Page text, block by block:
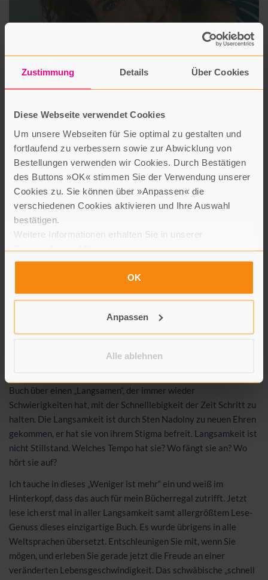
Zustimmung Details Über Cookies
Diese Webseite verwendet Cookies
Um unsere Webseiten für Sie optimal zu gestalten und
fortlaufend zu verbessern sowie zur Abwicklung von
Bestellungen verwenden wir Cookies. Durch Bestätigen
des Buttons »OK« stimmen Sie der Verwendung unserer
Cookies zu. Sie können über »Anpassen« die
verschiedenen Cookies aktivieren und Ihre Auswahl
bestätigen.
Weitere Informationen erhalten Sie in unserer
Datenschutzerklärung.
OK
Anpassen
Alle ablehnen
Die Zeit vergeht. Am Ende liegen gerade mal drei aussortierte
Bücher im großen Karton. Ich infiziere mich halt immer wieder
mit einer unbändigen Leseneugier. Manchmal sind da auch
ganze Sätze angestrichen in den Büchern. Entweder zittrig und
krumm mit Bleistift oder Kugelschreiber, oder mit grellem
Neon-Gelb.
Da kommen Fragen auf. Warum habe ich denn diesen Satz
wieder am Wickel. Ich tauche ab. Der Bücher-Regal-Sturm muss
warten. Der Karton auch. Aber wer zieht schon eine so
ungnädige Arbeit einem Buch wie „Die Entdeckung der
Langsamkeit“ vor? Ich nicht. Ich hab ja sowieso von Kind an eine
Buch über einen „Langsamen“, der immer wieder
Schwierigkeiten hat, mit der Schnelllebigkeit der Zeit Schritt zu
halten. Die Langsamkeit ist durch Sten Nadolny zu neuen Ehren
gekommen, er hat sie von ihrem Stigma befreit. Langsamkeit ist
nicht Stillstand. Welches Tempo hat sie? Wo fängt sie an? Wo
hört sie auf?
Ich tauche in dieses „Weniger ist mehr“ ein und weiß im
Hinterkopf, dass das auch für mein Bücherregal zutrifft. Jetzt
lese ich erst mal in aller Langsamkeit samt allergrößtem Lese-
Genuss dieses einzigartige Buch. Es wurde übrigens in alle
Weltsprachen übersetzt. Entschleunigen Sie mit, wenn Sie
mögen, und erleben Sie gerade jetzt die Freude an einer
veränderten Lebensgeschwindigkeit. Das schwäbische „schnell